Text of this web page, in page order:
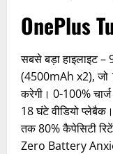
OnePlus
सबसे बड़ा हाइलाइट –
(4500mAh x2), जो
करेगी। 0-100%
18 घंटे वीडियो
तक 80% कैपेसिटी
Zero Battery